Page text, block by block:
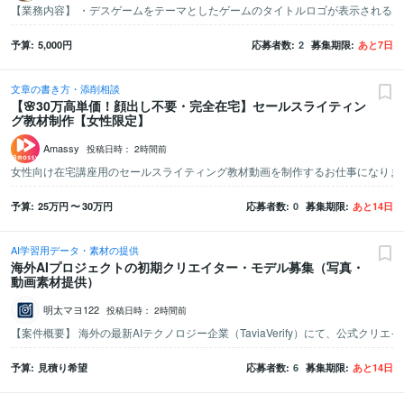
予算 5,000円 応募者数 2 募集期限 あと7日
文章の書き方・添削相談
【🌸30万高単価！顔出し不要・完全在宅】セールスライティン
グ教材制作【女性限定】
Amassy 投稿日時： 2時間前
予算 25万円〜30万円 応募者数 0 募集期限 あと14日
AI学習用データ・素材の提供
海外AIプロジェクトの初期クリエイター・モデル募集（写真・
動画素材提供）
明太マヨ122 投稿日時： 2時間前
予算 見積り希望 応募者数 6 募集期限 あと14日